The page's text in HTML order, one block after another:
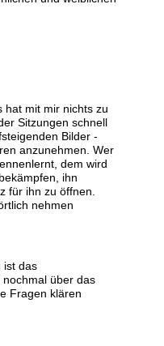
hat mit mir nichts zu
Sitzungen schnell
Bilder -
anzunehmen. Wer
dem wird
ihn
für ihn zu öffnen.
nehmen
ist das
nochmal über das
Fragen klären